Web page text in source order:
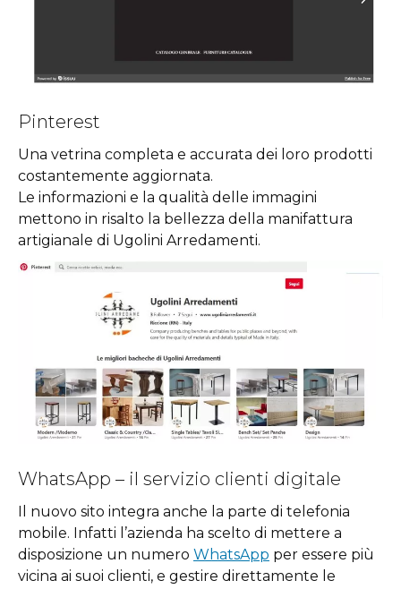
Pinterest
Una vetrina completa e accurata dei loro prodotti
costantemente aggiornata.
Le informazioni e la qualità delle immagini
mettono in risalto la bellezza della manifattura
artigianale di Ugolini Arredamenti.
WhatsApp – il servizio clienti digitale
Il nuovo sito integra anche la parte di telefonia
mobile. Infatti l’azienda ha scelto di mettere a
disposizione un numero WhatsApp per essere più
vicina ai suoi clienti, e gestire direttamente le